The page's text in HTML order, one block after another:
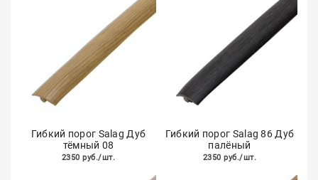
Гибкий порог Salag Дуб
тёмный 08
2350 руб./шт.
Гибкий порог Salag 86 Дуб
палёный
2350 руб./шт.